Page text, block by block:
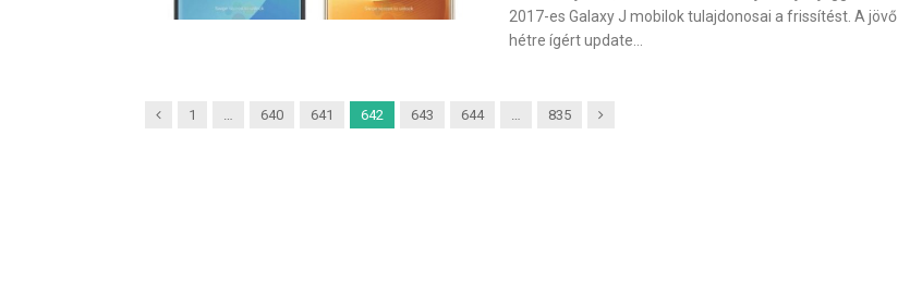
2017-es Galaxy J mobilok tulajdonosai a frissítést. A jövő
hétre ígért update…
Previous
1 … 640 641 642 643 644 … 835 Next